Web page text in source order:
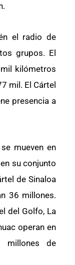
el radio de
grupos. El
kilómetros
mil. El Cártel
presencia a
mueven en
su conjunto
de Sinaloa
36 millones.
del Golfo, La
operan en
millones de